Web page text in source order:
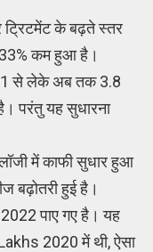
ट्रिटमेंट के बढ़ते स्तर
33% कम हुआ है।
से लेके अब तक 3.8
परंतु यह सुधारना
में काफी सुधार हुआ
बढ़ोतरी हुई है।
पाए गए है। यह
2020 में थी, ऐसा